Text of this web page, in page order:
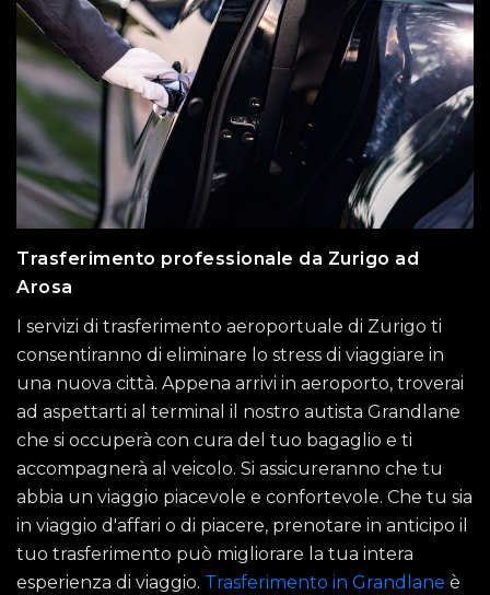
Trasferimento professionale da Zurigo ad
Arosa
I servizi di trasferimento aeroportuale di Zurigo ti
consentiranno di eliminare lo stress di viaggiare in
una nuova città. Appena arrivi in ​​aeroporto, troverai
ad aspettarti al terminal il nostro autista Grandlane
che si occuperà con cura del tuo bagaglio e ti
accompagnerà al veicolo. Si assicureranno che tu
abbia un viaggio piacevole e confortevole. Che tu sia
in viaggio d'affari o di piacere, prenotare in anticipo il
tuo trasferimento può migliorare la tua intera
esperienza di viaggio. Trasferimento in Grandlane è